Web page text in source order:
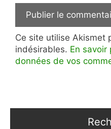
Ce site utilise Akismet
indésirables. En savoir
données de vos